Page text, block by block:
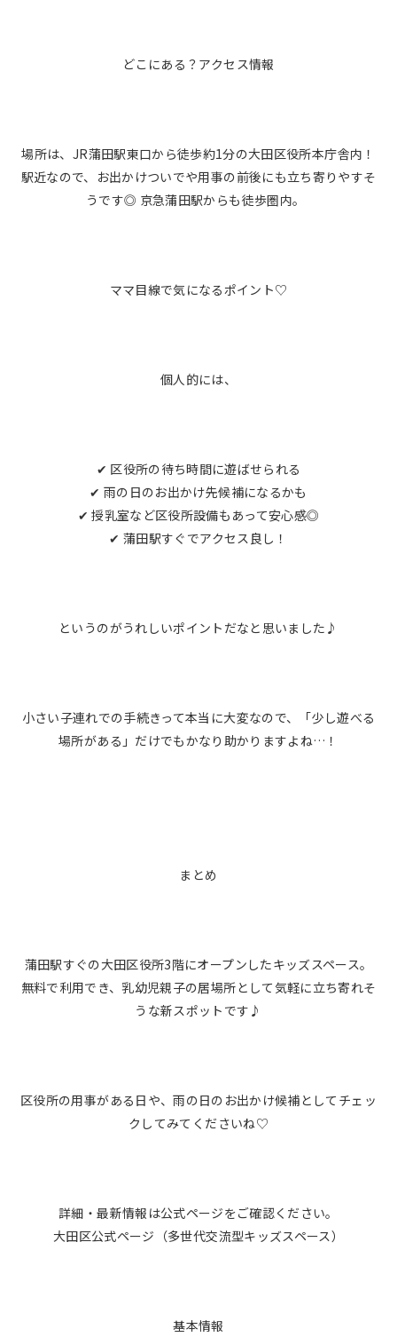
どこにある？アクセス情報
場所は、JR蒲田駅東口から徒歩約1分の大田区役所本庁舎内！
駅近なので、お出かけついでや用事の前後にも立ち寄りやすそ
うです◎ 京急蒲田駅からも徒歩圏内。
ママ目線で気になるポイント♡
個人的には、
✔ 区役所の待ち時間に遊ばせられる
✔ 雨の日のお出かけ先候補になるかも
✔ 授乳室など区役所設備もあって安心感◎
✔ 蒲田駅すぐでアクセス良し！
というのがうれしいポイントだなと思いました♪
小さい子連れでの手続きって本当に大変なので、「少し遊べる
場所がある」だけでもかなり助かりますよね…！
まとめ
蒲田駅すぐの大田区役所3階にオープンしたキッズスペース。
無料で利用でき、乳幼児親子の居場所として気軽に立ち寄れそ
うな新スポットです♪
区役所の用事がある日や、雨の日のお出かけ候補としてチェッ
クしてみてくださいね♡
詳細・最新情報は公式ページをご確認ください。
大田区公式ページ（多世代交流型キッズスペース）
基本情報